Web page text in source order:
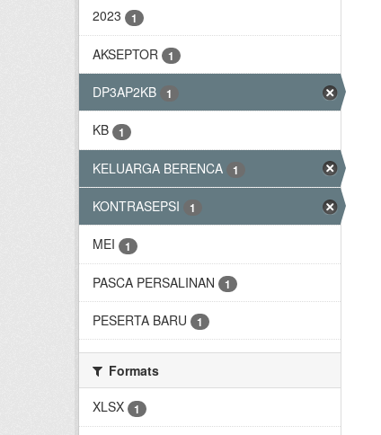
2023
1
AKSEPTOR 1
DP3AP2KB 1
KB 1
KELUARGA BERENCA 1
KONTRASEPSI 1
MEI 1
PASCA PERSALINAN 1
PESERTA BARU 1
Formats
XLSX
1